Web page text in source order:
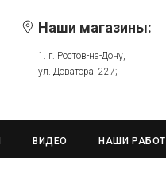
Наши магазины:
1. г. Ростов-на-Дону,
ул. Доватора, 227;
ВИДЕО НАШИ